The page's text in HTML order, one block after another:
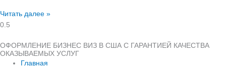
Читать далее »
ОФОРМЛЕНИЕ БИЗНЕС ВИЗ В США С ГАРАНТИЕЙ КАЧЕСТВА
ОКАЗЫВАЕМЫХ УСЛУГ
Главная